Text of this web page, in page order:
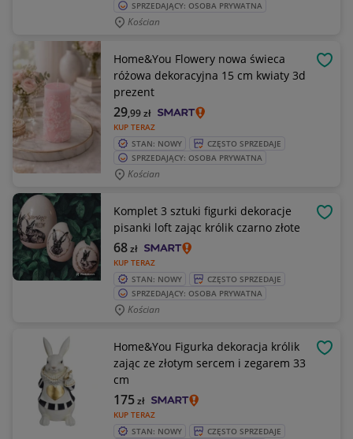
SPRZEDAJĄCY: OSOBA PRYWATNA
Kościan
Home&You Flowery nowa świeca
różowa dekoracyjna 15 cm kwiaty 3d
prezent
KUP TERAZ
29,99zł
STAN: NOWY
CZĘSTO SPRZEDAJE
SPRZEDAJĄCY: OSOBA PRYWATNA
Kościan
Komplet 3 sztuki figurki dekoracje
pisanki loft zając królik czarno złote
KUP TERAZ
68zł
STAN: NOWY
CZĘSTO SPRZEDAJE
SPRZEDAJĄCY: OSOBA PRYWATNA
Kościan
Home&You Figurka dekoracja królik
zając ze złotym sercem i zegarem 33
cm
KUP TERAZ
175zł
STAN: NOWY
CZĘSTO SPRZEDAJE